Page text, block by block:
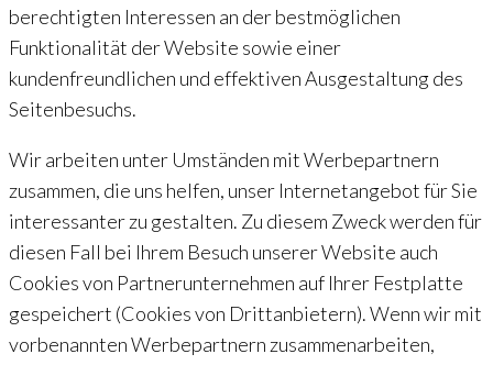
berechtigten Interessen an der bestmöglichen
Funktionalität der Website sowie einer
kundenfreundlichen und effektiven Ausgestaltung des
Seitenbesuchs.
Wir arbeiten unter Umständen mit Werbepartnern
zusammen, die uns helfen, unser Internetangebot für Sie
interessanter zu gestalten. Zu diesem Zweck werden für
diesen Fall bei Ihrem Besuch unserer Website auch
Cookies von Partnerunternehmen auf Ihrer Festplatte
gespeichert (Cookies von Drittanbietern). Wenn wir mit
vorbenannten Werbepartnern zusammenarbeiten,